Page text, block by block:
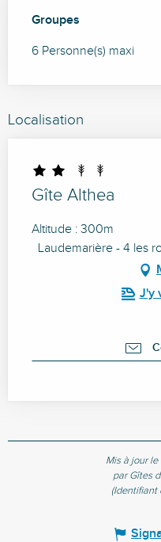
Groupes
Groupes
6 Personne(s) maxi
Localisation
Gîte Althea
Altitude : 300m
Laudemarière - 4 les
J'y
Mis à jour
par Gîtes
(Identifiant